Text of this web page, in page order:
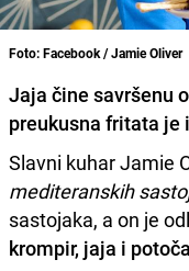
Foto: Facebook / Jamie Oliver
Jaja čine savršenu
preukusna fritata je
Slavni kuhar Jamie
mediteranskih
sastojaka, a on je
krompir, jaja i